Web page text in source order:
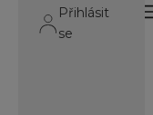
Přihlásit
se